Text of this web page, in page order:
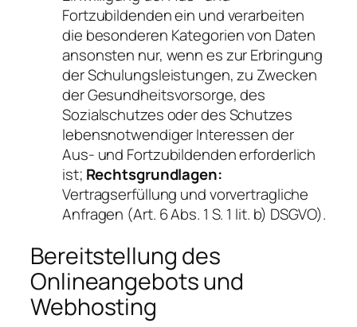
Fortzubildenden ein und verarbeiten
die besonderen Kategorien von Daten
ansonsten nur, wenn es zur Erbringung
der Schulungsleistungen, zu Zwecken
der Gesundheitsvorsorge, des
Sozialschutzes oder des Schutzes
lebensnotwendiger Interessen der
Aus- und Fortzubildenden erforderlich
ist; Rechtsgrundlagen:
Vertragserfüllung und vorvertragliche
Anfragen (Art. 6 Abs. 1 S. 1 lit. b) DSGVO).
Bereitstellung des
Onlineangebots und
Webhosting